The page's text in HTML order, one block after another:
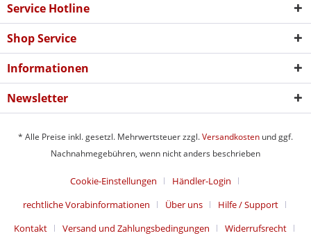
Service Hotline
Shop Service
Informationen
Newsletter
* Alle Preise inkl. gesetzl. Mehrwertsteuer zzgl.Versandkosten und ggf.
Nachnahmegebühren, wenn nicht anders beschrieben
Cookie-Einstellungen
Händler-Login
rechtliche Vorabinformationen
Über uns
Hilfe / Support
Kontakt
Versand und Zahlungsbedingungen
Widerrufsrecht